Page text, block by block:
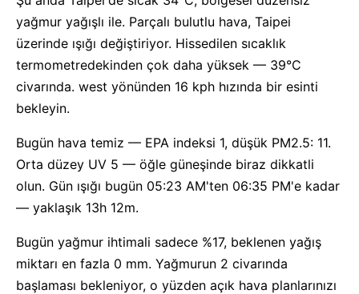
yağmur yağışlı ile. Parçalı bulutlu hava, Taipei
üzerinde ışığı değiştiriyor. Hissedilen sıcaklık
termometredekinden çok daha yüksek — 39°C
civarında. west yönünden 16 kph hızında bir esinti
bekleyin.
Bugün hava temiz — EPA indeksi 1, düşük PM2.5: 11.
Orta düzey UV 5 — öğle güneşinde biraz dikkatli
olun. Gün ışığı bugün 05:23 AM'ten 06:35 PM'e kadar
— yaklaşık 13h 12m.
Bugün yağmur ihtimali sadece %17, beklenen yağış
miktarı en fazla 0 mm. Yağmurun 2 civarında
başlaması bekleniyor, o yüzden açık hava planlarınızı